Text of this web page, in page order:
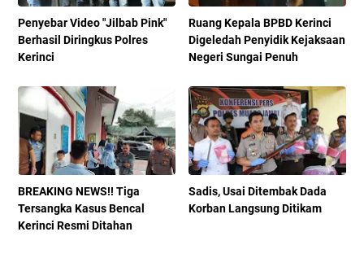
Penyebar Video "Jilbab Pink"
Berhasil Diringkus Polres
Kerinci
Ruang Kepala BPBD Kerinci
Digeledah Penyidik Kejaksaan
Negeri Sungai Penuh
BREAKING NEWS!! Tiga
Tersangka Kasus Bencal
Kerinci Resmi Ditahan
Sadis, Usai Ditembak Dada
Korban Langsung Ditikam